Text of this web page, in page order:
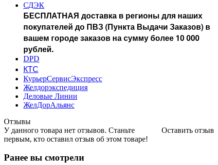
СДЭК
БЕСПЛАТНАЯ доставка в регионы для наших
покупателей до ПВЗ (Пункта Выдачи Заказов) в
вашем городе заказов на сумму более 10 000
рублей.
DPD
КТС
КурьерСервисЭкспресс
Желдорэкспедиция
Деловые Линии
ЖелДорАльянс
Отзывы
Оставить отзыв
У данного товара нет отзывов. Станьте
первым, кто оставил отзыв об этом товаре!
Ранее вы смотрели